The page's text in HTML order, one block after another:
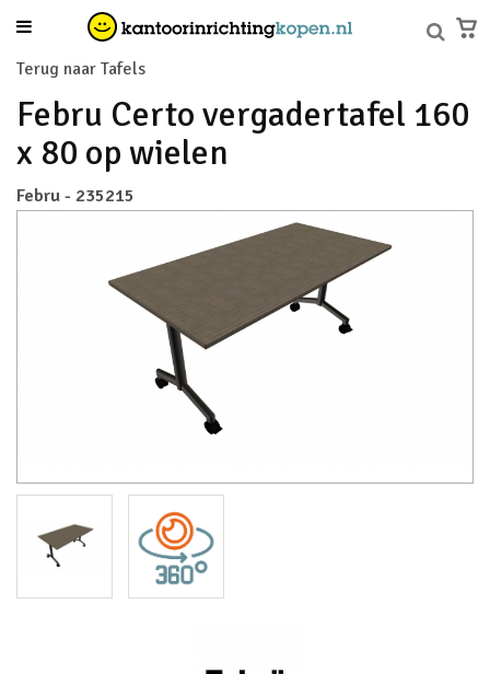
Terug naar Tafels
Febru Certo vergadertafel 160
x 80 op wielen
Febru - 235215